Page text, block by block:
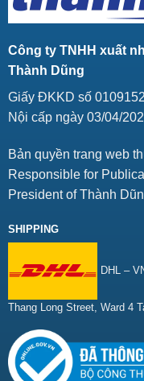
Công ty TNHH xuất
Thành Dũng
Giấy ĐKKD số
Nội cấp ngày 03/04/
Bản quyền trang web
Responsible for
President of Thành
SHIPPING
DHL –
Thang Long Street, Ward 4